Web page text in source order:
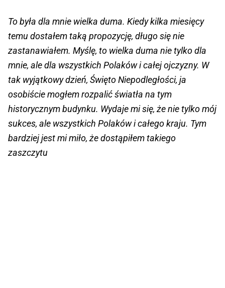
To była dla mnie wielka duma. Kiedy kilka miesięcy
temu dostałem taką propozycję, długo się nie
zastanawiałem. Myślę, to wielka duma nie tylko dla
mnie, ale dla wszystkich Polaków i całej ojczyzny. W
tak wyjątkowy dzień, Święto Niepodległości, ja
osobiście mogłem rozpalić światła na tym
historycznym budynku. Wydaje mi się, że nie tylko mój
sukces, ale wszystkich Polaków i całego kraju. Tym
bardziej jest mi miło, że dostąpiłem takiego
zaszczytu